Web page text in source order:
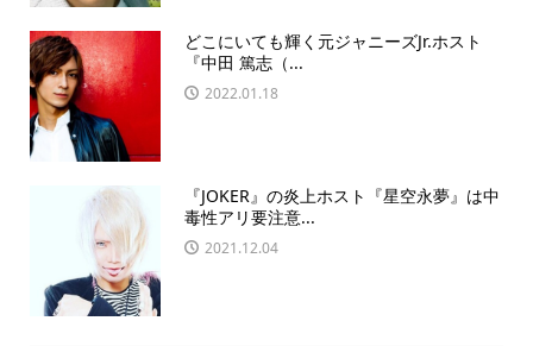
どこにいても輝く元ジャニーズJr.ホスト
『中田 篤志（...
2022.01.18
『JOKER』の炎上ホスト『星空永夢』は中
毒性アリ要注意...
2021.12.04